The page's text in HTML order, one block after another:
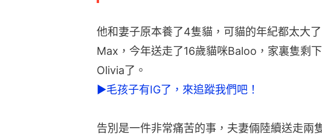
他和妻子原本養了4隻貓，可貓的年紀都太大
Max，今年送走了16歲貓咪Baloo，家裏隻剩
Olivia了。
►毛孩子有IG了，來追蹤我們吧！
告別是一件非常痛苦的事，夫妻倆陸續送走兩